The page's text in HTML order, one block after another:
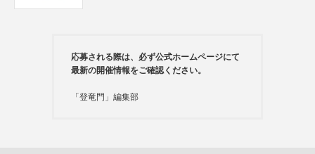
応募される際は、必ず公式ホームページにて
最新の開催情報をご確認ください。
「登竜門」編集部